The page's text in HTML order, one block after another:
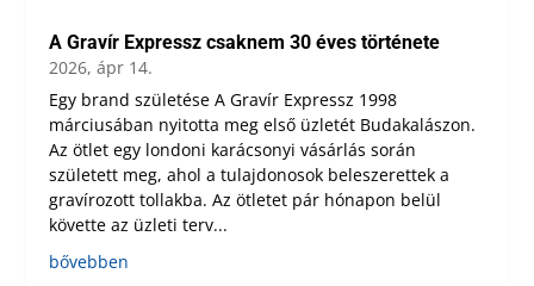
A Gravír Expressz csaknem 30 éves története
2026, ápr 14.
Egy brand születése A Gravír Expressz 1998
márciusában nyitotta meg első üzletét Budakalászon.
Az ötlet egy londoni karácsonyi vásárlás során
született meg, ahol a tulajdonosok beleszerettek a
gravírozott tollakba. Az ötletet pár hónapon belül
követte az üzleti terv...
bővebben